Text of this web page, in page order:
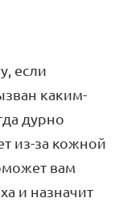
если
каким-
дурно
из-за кожной
вам
и назначит